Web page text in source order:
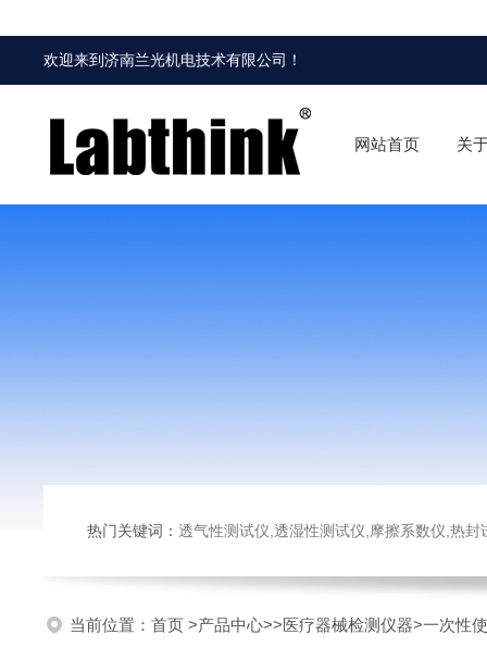
欢迎来到济南兰光机电技术有限公司 ！
网站首页 关
热门关键词： 透气性测试仪,透湿性测试仪,摩擦系数仪,热封试验仪,
当前位置： 首页 >产品中心>>医疗器械检测仪器>一次性